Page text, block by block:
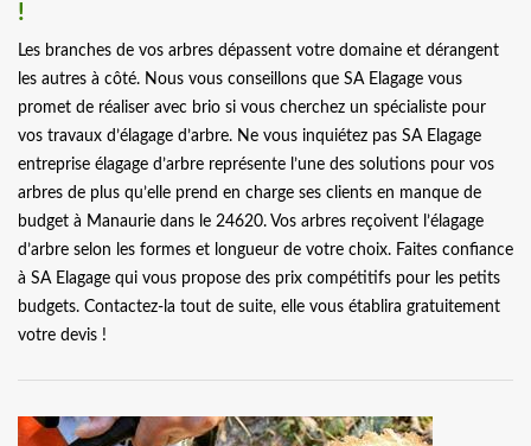
!
Les branches de vos arbres dépassent votre domaine et dérangent
les autres à côté. Nous vous conseillons que SA Elagage vous
promet de réaliser avec brio si vous cherchez un spécialiste pour
vos travaux d’élagage d’arbre. Ne vous inquiétez pas SA Elagage
entreprise élagage d’arbre représente l’une des solutions pour vos
arbres de plus qu’elle prend en charge ses clients en manque de
budget à Manaurie dans le 24620. Vos arbres reçoivent l’élagage
d’arbre selon les formes et longueur de votre choix. Faites confiance
à SA Elagage qui vous propose des prix compétitifs pour les petits
budgets. Contactez-la tout de suite, elle vous établira gratuitement
votre devis !